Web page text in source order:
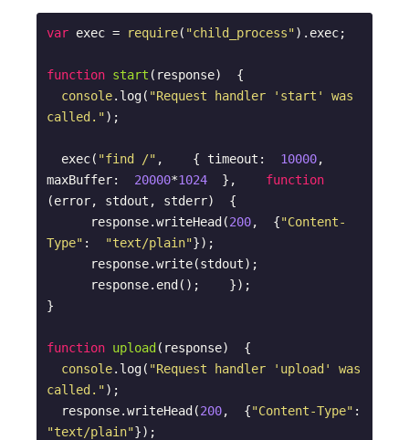
var exec = require( "child_process").exec;
function start ( response) {
console.log( "Request handler 'start' was
called.");
exec( "find /" ,    { timeout: 10000,
maxBuffer: 20000*1024
  },
function
(error, stdout, stderr) {
response.writeHead(200,  {"Content-
Type" : "text/plain"});
response.write(stdout);
response.end();    });
}
function upload ( response) {
console.log( "Request handler 'upload' was
called.");
response.writeHead(200,  {"Content-Type"
"text/plain"});